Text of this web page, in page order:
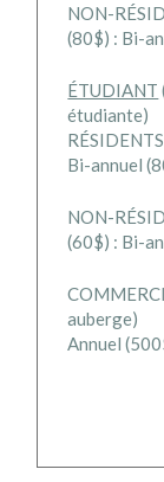
NON-
(80$) : Bi-
ÉTUDIANT
étudiante)
Bi-annuel
NON-
(60$) : Bi-
auberge)
Annuel